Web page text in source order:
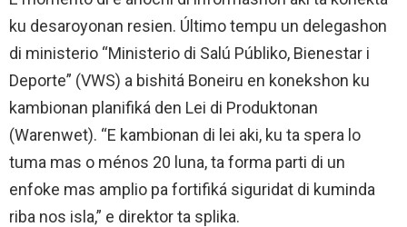
ku desaroyonan resien. Último tempu un delegashon
di ministerio “Ministerio di Salú Públiko, Bienestar i
Deporte” (VWS) a bishitá Boneiru en konekshon ku
kambionan planifiká den Lei di Produktonan
(Warenwet). “E kambionan di lei aki, ku ta spera lo
tuma mas o ménos 20 luna, ta forma parti di un
enfoke mas amplio pa fortifiká siguridat di kuminda
riba nos isla,” e direktor ta splika.